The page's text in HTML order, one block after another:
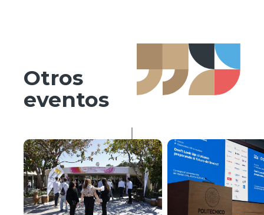
Otros
eventos
Organización
& Procesos
HRC
Meeting
2026,
Cagliari